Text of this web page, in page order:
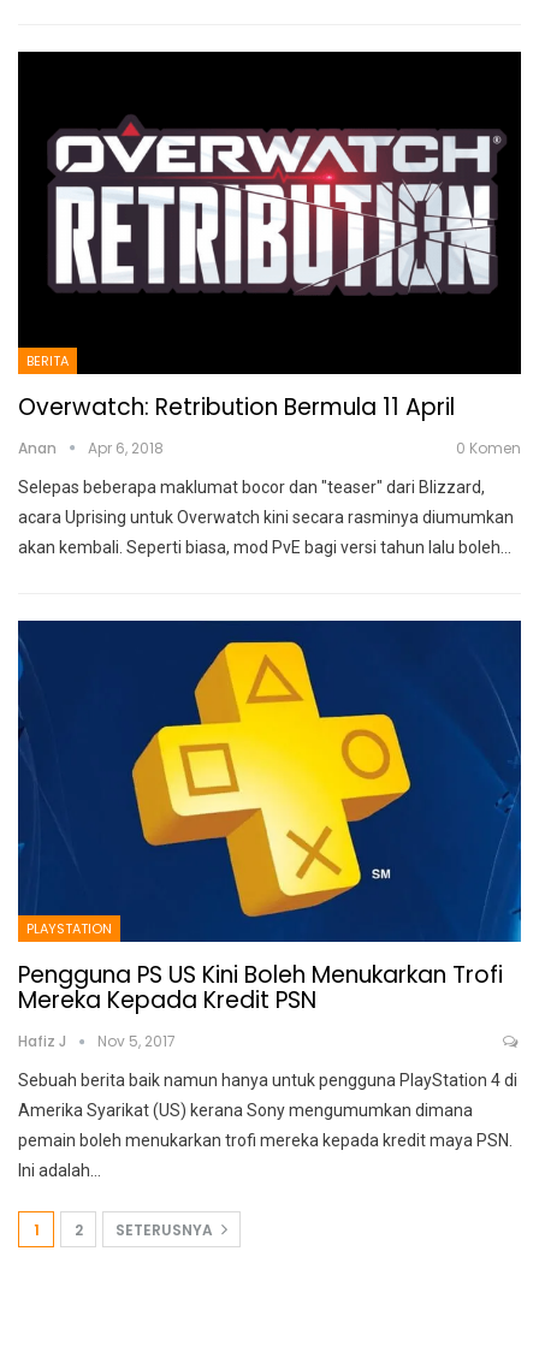
BERITA
Overwatch: Retribution Bermula 11 April
Anan Apr 6, 2018 0 Komen
Selepas beberapa maklumat bocor dan "teaser" dari Blizzard,
acara Uprising untuk Overwatch kini secara rasminya diumumkan
akan kembali. Seperti biasa, mod PvE bagi versi tahun lalu boleh…
PLAYSTATION
Pengguna PS US Kini Boleh Menukarkan Trofi
Mereka Kepada Kredit PSN
Hafiz J Nov 5, 2017
Sebuah berita baik namun hanya untuk pengguna PlayStation 4 di
Amerika Syarikat (US) kerana Sony mengumumkan dimana
pemain boleh menukarkan trofi mereka kepada kredit maya PSN.
Ini adalah…
1 2 SETERUSNYA